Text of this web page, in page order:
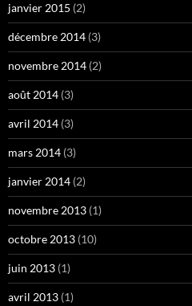
janvier 2015 (2)
décembre 2014 (3)
novembre 2014 (2)
août 2014 (3)
avril 2014 (3)
mars 2014 (3)
janvier 2014 (2)
novembre 2013 (1)
octobre 2013 (10)
juin 2013 (1)
avril 2013 (1)